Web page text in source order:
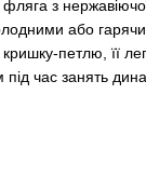
з
або
петлю, її
час занять